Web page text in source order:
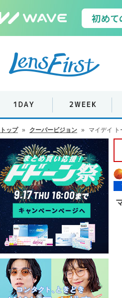
トップ » クーパービジョン » マイデイ